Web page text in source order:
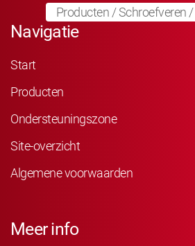
Producten /Schroefveren /
Navigatie
Start
Producten
Ondersteuningszone
Site-overzicht
Algemene voorwaarden
Meer info